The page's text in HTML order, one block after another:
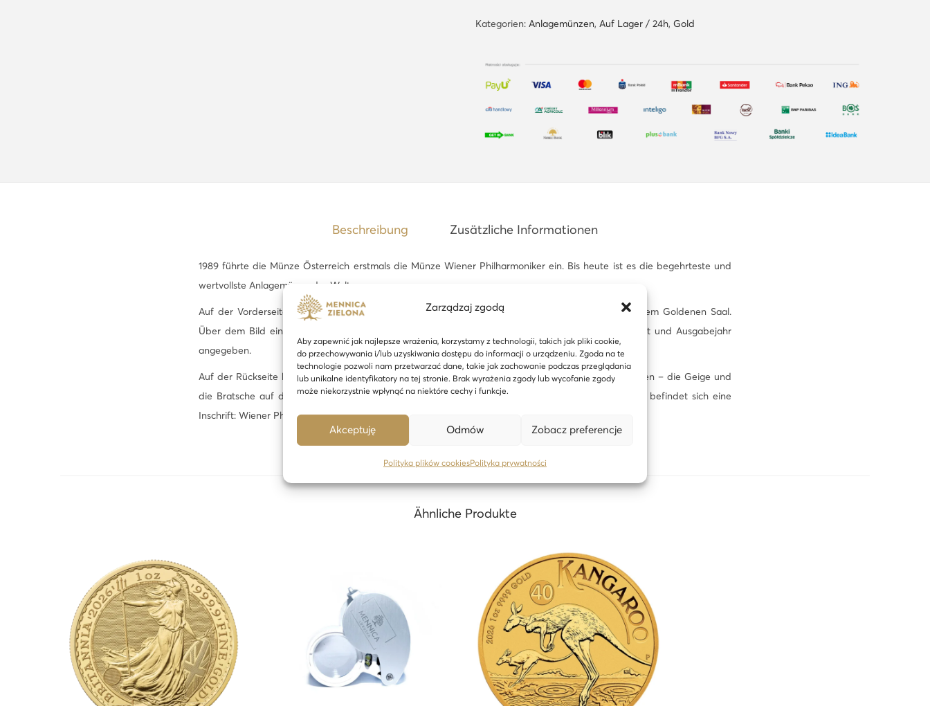
Zarządzaj zgodą
Aby zapewnić jak najlepsze wrażenia, korzystamy z technologii, takich jak pliki cookie,
do przechowywania i/lub uzyskiwania dostępu do informacji o urządzeniu. Zgoda na te
technologie pozwoli nam przetwarzać dane, takie jak zachowanie podczas przeglądania
lub unikalne identyfikatory na tej stronie. Brak wyrażenia zgody lub wycofanie zgody
może niekorzystnie wpłynąć na niektóre cechy i funkcje.
Akceptuję Odmów Zobacz preferencje
Polityka plików cookiesPolityka prywatności
n
o
i
-
1
o
G
o
ü
n
z
e
2
4
h
Kategorien: Anlagemünzen, Auf Lager / 24h, Gold
Beschreibung Zusätzliche Informationen
1989 führte die Münze Österreich erstmals die Münze Wiener Philharmoniker ein. Bis heute ist es die begehrteste und
wertvollste Anlagemünze der Welt.
Auf der Vorderseite der Münze sehen wir die Orgel im größten Konzertsaal des Musikvereins – dem Goldenen Saal.
Über dem Bild eine Inschrift: Republik Österreich. Unter dem Bild sind Muster, Gewicht, Nennwert und Ausgabejahr
angegeben.
Auf der Rückseite befinden sich symmetrisch angeordnete Instrumente – das Cello auf beiden Seiten – die Geige und
die Bratsche auf der Oberseite – das Waldhorn, das Fagott und die Harfe. Oben auf der Münze befindet sich eine
Inschrift: Wiener Philharmoniker.
Ähnliche Produkte